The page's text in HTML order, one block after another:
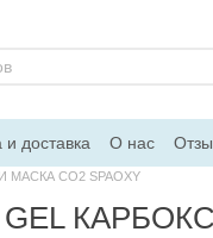
доставка О нас
МАСКА СО2 SPAOXY
GEL